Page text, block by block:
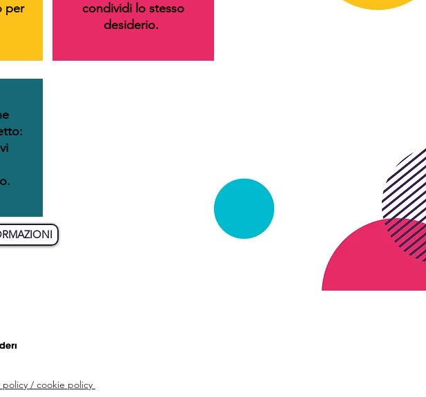
per
condividi lo stesso
desiderio.
policy / cookie policy